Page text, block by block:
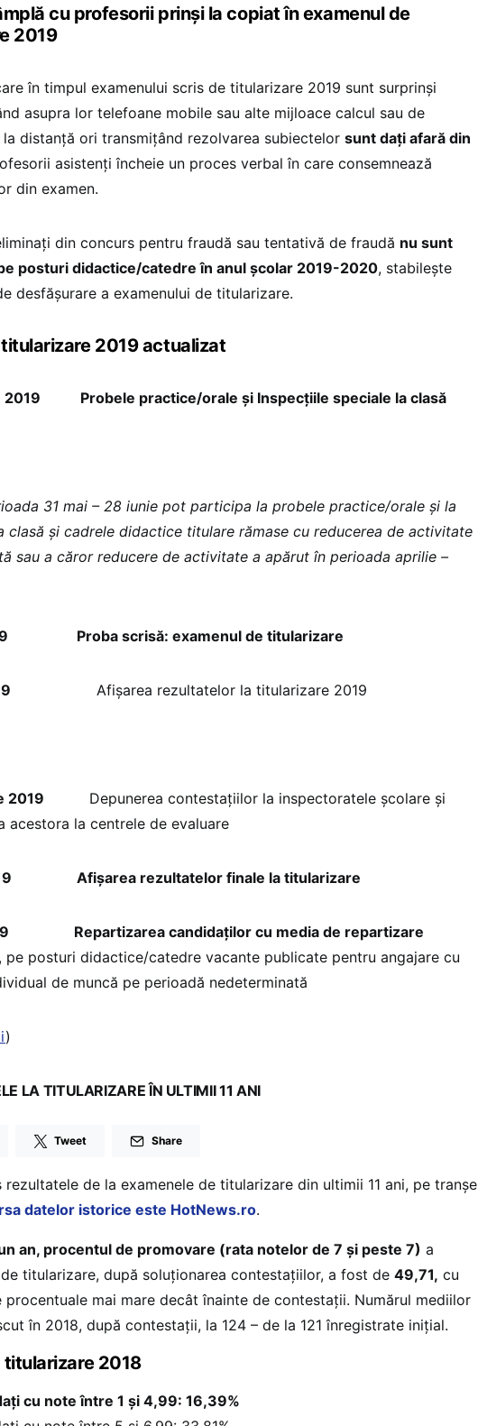
cu profesorii prinși la copiat în examenul de
2019
în timpul examenului scris de titularizare 2019 sunt surprinși
asupra lor telefoane mobile sau alte mijloace calcul sau de
distanță ori transmițând rezolvarea subiectelor sunt dați afară din
asistenți încheie un proces verbal în care consemnează
din examen.
din concurs pentru fraudă sau tentativă de fraudă nu sunt
posturi didactice/catedre în anul școlar 2019-2020, stabilește
desfășurare a examenului de titularizare.
2019 actualizat
2019 Probele practice/orale și Inspecțiile speciale la clasă
31 mai – 28 iunie pot participa la probele practice/orale și la
clasă și cadrele didactice titulare rămase cu reducerea de activitate
sau a căror reducere de activitate a apărut în perioada aprilie –
Proba scrisă: examenul de titularizare
Afișarea rezultatelor la titularizare 2019
2019 Depunerea contestațiilor la inspectoratele școlare și
acestora la centrele de evaluare
Afișarea rezultatelor finale la titularizare
Repartizarea candidaţilor cu media de repartizare
, pe posturi didactice/catedre vacante publicate pentru angajare cu
de muncă pe perioadă nedeterminată
)
LA TITULARIZARE ÎN ULTIMII 11 ANI
Tweet Share
rezultatele de la examenele de titularizare din ultimii 11 ani, pe tranșe
datelor istorice este HotNews.ro.
an, procentul de promovare (rata notelor de 7 și peste 7) a
titularizare, după soluționarea contestațiilor, a fost de 49,71, cu
procentuale mai mare decât înainte de contestații. Numărul mediilor
în 2018, după contestații, la 124 – de la 121 înregistrate inițial.
titularizare 2018
cu note între 1 şi 4,99: 16,39%